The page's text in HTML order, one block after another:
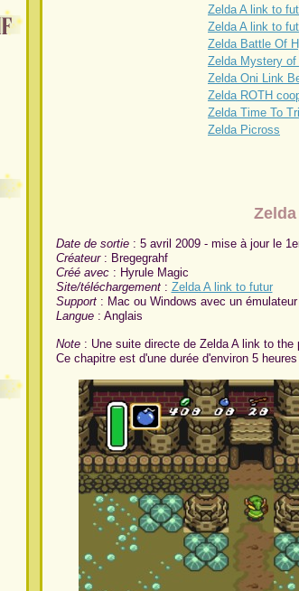
Zelda A link to
Zelda A link to
Zelda Battle Of
Zelda Mystery of
Zelda Oni Link
Zelda ROTH
Zelda Time To
Zelda Picross
Date de sortie: 5 avril 2009 - mise à jour le
Créateur: Bregegrahf
Créé avec: Hyrule Magic
Site/téléchargement: Zelda A link to futur
Support: Mac ou Windows avec un
Langue: Anglais
Note: Une suite directe de Zelda A link to the
Ce chapitre est d'une durée d'environ 5 heures